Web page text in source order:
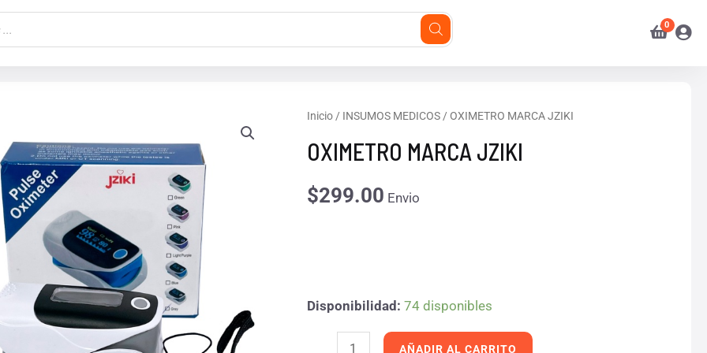
Inicio/ INSUMOS MEDICOS/ OXIMETRO MARCA JZIKI
OXIMETRO MARCA JZIKI
$299.00 Envio
Disponibilidad: 74 disponibles
OXIMETRO
MARCA
JZIKI
cantidad
AÑADIR AL CARRITO